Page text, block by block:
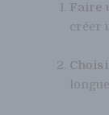
Faire
créer